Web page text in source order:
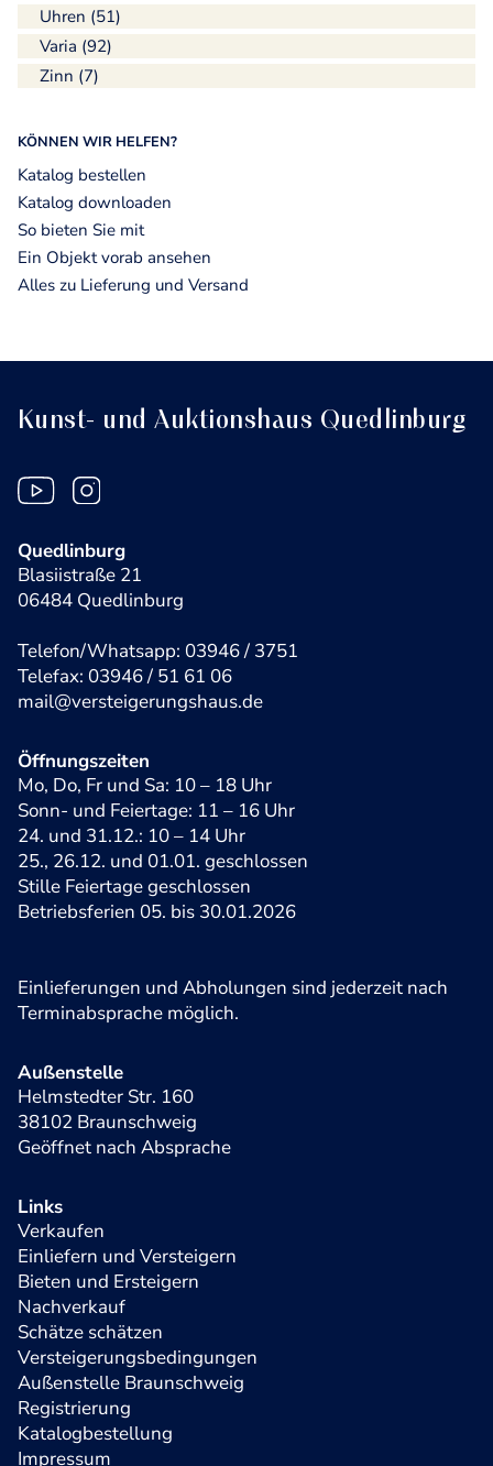
Uhren (51)
Varia (92)
Zinn (7)
KÖNNEN WIR HELFEN?
Katalog bestellen
Katalog downloaden
So bieten Sie mit
Ein Objekt vorab ansehen
Alles zu Lieferung und Versand
Kunst- und Auktionshaus Quedlinburg
Quedlinburg
Blasiistraße 21
06484 Quedlinburg
Telefon/Whatsapp: 03946 / 3751
Telefax: 03946 / 51 61 06
mail@versteigerungshaus.de
Öffnungszeiten
Mo, Do, Fr und Sa: 10 – 18 Uhr
Sonn- und Feiertage: 11 – 16 Uhr
24. und 31.12.: 10 – 14 Uhr
25., 26.12. und 01.01. geschlossen
Stille Feiertage geschlossen
Betriebsferien 05. bis 30.01.2026
Einlieferungen und Abholungen sind jederzeit nach
Terminabsprache möglich.
Außenstelle
Helmstedter Str. 160
38102 Braunschweig
Geöffnet nach Absprache
Links
Verkaufen
Einliefern und Versteigern
Bieten und Ersteigern
Nachverkauf
Schätze schätzen
Versteigerungsbedingungen
Außenstelle Braunschweig
Registrierung
Katalogbestellung
Impressum